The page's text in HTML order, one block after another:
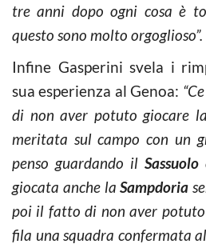
tre anni dopo ogni cosa è
questo sono molto orgoglioso”.
Infine Gasperini svela i
sua esperienza al Genoa: “
di non aver potuto giocare
meritata sul campo con un
penso guardando il Sassuolo
giocata anche laSampdoria
poi il fatto di non aver
fila una squadra confermata